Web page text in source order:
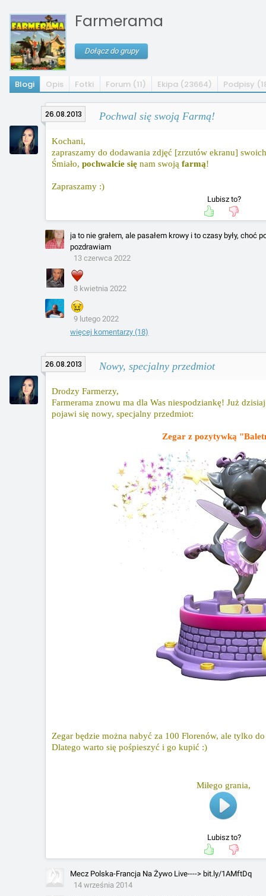
Farmerama
Dołącz do grupy
Blogi Opis Fotki Forum (11) Ekipa (23664) Podpisy
26.08.2013 Pochwal się swoją Farmą!
Kochani,
zapraszamy do dodawania zdjęć [zrzutów ekranu]
Śmiało, pochwalcie się nam swoją farmą!
Zapraszamy :)
Lubisz to?
ja to nie grałem, ale pasałem krowy i to czasy były, choć
pozdrawiam
13 czerwca 2022
8 kwietnia 2022
9 lutego 2022
więcej komentarzy (18)
26.08.2013 Nowy, specjalny przedmiot
Drodzy Farmerzy,
Farmerama znowu ma dla Was niespodziankę! Już
pojawi się nowy, specjalny przedmiot:
Zegar z pozytywką
Zegar będzie można nabyć za 100 Florenów, ale tylko
Dlatego warto się pośpieszyć i go kupić :)
Miłego grania,
Lubisz to?
Mecz Polska-Francja Na Żywo Live----> bit.ly/1AMftDq
14 września 2014